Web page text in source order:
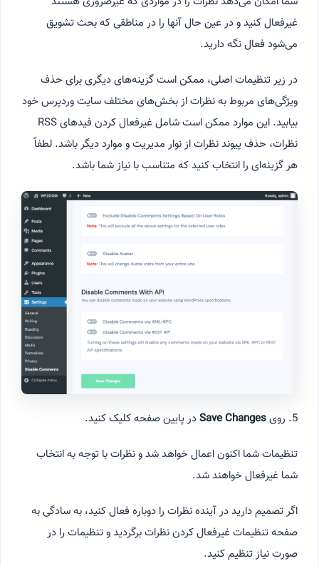
غیرفعال کنید و در عین حال آنها را در مناطقی که بحث تشویق
می‌شود فعال نگه دارید.
در زیر تنظیمات اصلی، ممکن است گزینه‌های دیگری برای حذف
ویژگی‌های مربوط به نظرات از بخش‌های مختلف سایت وردپرس خود
بیابید. این موارد ممکن است شامل غیرفعال کردن فیدهای RSS
نظرات، حذف پیوند نظرات از نوار مدیریت و موارد دیگر باشد. لطفاً
هر گزینه‌ای را انتخاب کنید که متناسب با نیاز شما باشد.
5. روی در پایین صفحه کلیک کنید.
تنظیمات شما اکنون اعمال خواهد شد و نظرات با توجه به انتخاب
شما غیرفعال خواهند شد.
اگر تصمیم دارید در آینده نظرات را دوباره فعال کنید، به سادگی به
صفحه تنظیمات غیرفعال کردن نظرات برگردید و تنظیمات را در
صورت نیاز تنظیم کنید.